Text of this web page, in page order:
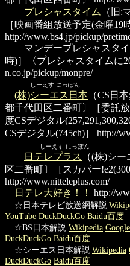
プレシャスタイム
（旧:
［映画番組放送予定(金曜19
http://www.bs4.jp/pickup/
マンデープレシャスタイ
時)］〈プレシャスタイムに
n.co.jp/pickup/monpre/
しーえす にっぽん
(株)シーエス日本 （CS日
都千代田区二番町〕［委託
度CSデジタル
CSデジタル(745ch)］
http://
しーえす にっぽん
日テレプラス
（(株)シ
区二番町〕［スカパー
http://www.nitteleplus.com/
日テレ大好き！！
http://
☆日本テレビ放送網解説
YouTube DuckDuckGo Baidu百度
☆BS日本解説 Wikipedia Google
DuckDuckGo Baidu百度
☆シーエス日本解説 Wikipedia
DuckDuckGo Baidu百度